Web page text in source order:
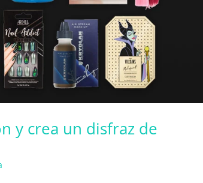
y crea un disfraz de